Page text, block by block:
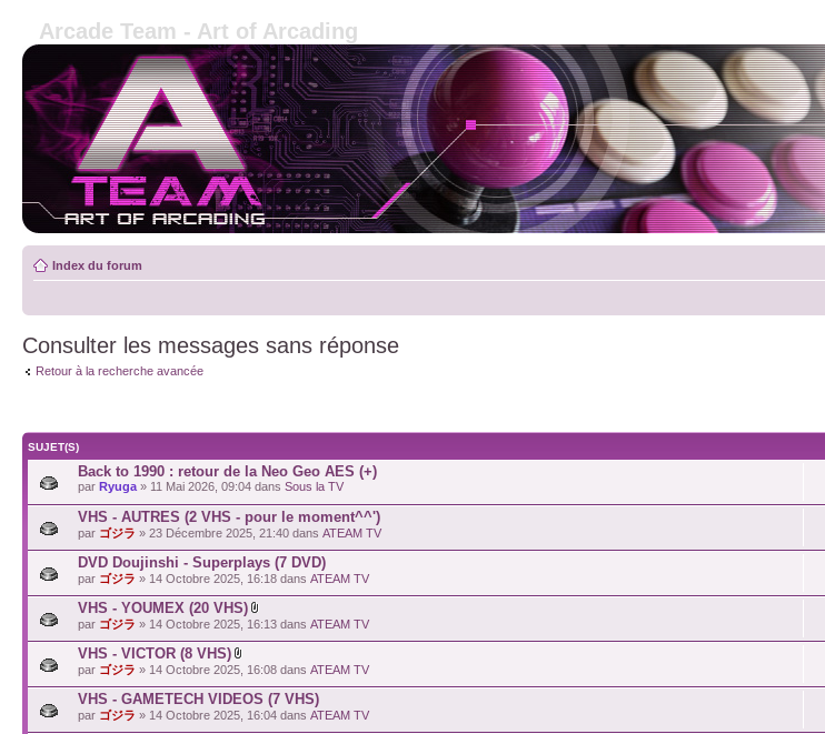
Arcade Team - Art of Arcading
Index du forum
Consulter les messages sans réponse
Retour à la recherche avancée
SUJET(S)
Back to 1990 : retour de la Neo Geo AES (+)
par Ryuga » 11 Mai 2026, 09:04 dans Sous la TV
VHS - AUTRES (2 VHS - pour le moment^^')
par ゴジラ » 23 Décembre 2025, 21:40 dans ATEAM TV
DVD Doujinshi - Superplays (7 DVD)
par ゴジラ » 14 Octobre 2025, 16:18 dans ATEAM TV
VHS - YOUMEX (20 VHS)
par ゴジラ » 14 Octobre 2025, 16:13 dans ATEAM TV
VHS - VICTOR (8 VHS)
par ゴジラ » 14 Octobre 2025, 16:08 dans ATEAM TV
VHS - GAMETECH VIDEOS (7 VHS)
par ゴジラ » 14 Octobre 2025, 16:04 dans ATEAM TV